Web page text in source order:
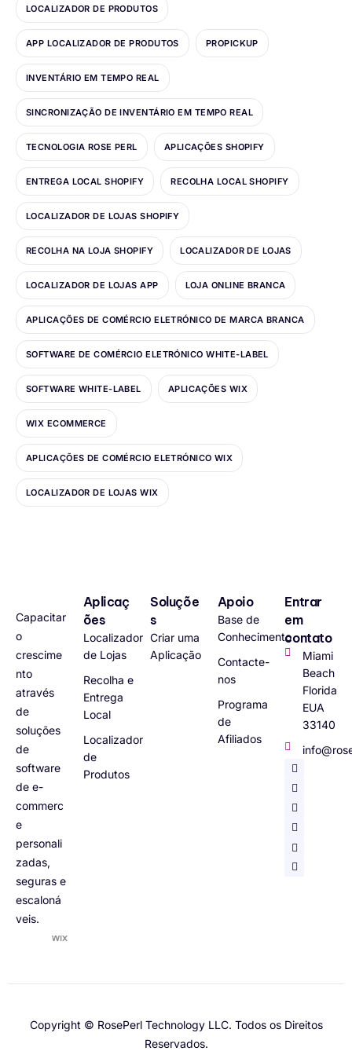
LOCALIZADOR DE PRODUTOS
APP LOCALIZADOR DE PRODUTOS PROPICKUP
INVENTÁRIO EM TEMPO REAL
SINCRONIZAÇÃO DE INVENTÁRIO EM TEMPO REAL
TECNOLOGIA ROSE PERL APLICAÇÕES SHOPIFY
ENTREGA LOCAL SHOPIFY RECOLHA LOCAL SHOPIFY
LOCALIZADOR DE LOJAS SHOPIFY
RECOLHA NA LOJA SHOPIFY LOCALIZADOR DE LOJAS
LOCALIZADOR DE LOJAS APP LOJA ONLINE BRANCA
APLICAÇÕES DE COMÉRCIO ELETRÓNICO DE MARCA BRANCA
SOFTWARE DE COMÉRCIO ELETRÓNICO WHITE-LABEL
SOFTWARE WHITE-LABEL APLICAÇÕES WIX
WIX ECOMMERCE
APLICAÇÕES DE COMÉRCIO ELETRÓNICO WIX
LOCALIZADOR DE LOJAS WIX
Capacitar
o
crescime
nto
através
de
soluções
de
software
de e-
commerc
e
personali
zadas,
seguras e
escaloná
veis.
Aplicaç
ões
Localizador
de Lojas
Recolha e
Entrega
Local
Localizador
de
Produtos
Soluçõe
s
Criar uma
Aplicação
Apoio
Base de
Conhecimento
Contacte-
nos
Programa
de
Afiliados
Entrar
em
contato
Miami
Beach
Florida
EUA
33140
Copyright © RosePerl Technology LLC. Todos os Direitos
Reservados.
Spanish
Italian